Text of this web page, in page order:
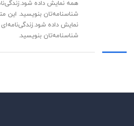
همه نمایش داده
شناسنامه‌تان بنویسید.
نمایش داده
شناسنامه‌تان بنویسید.